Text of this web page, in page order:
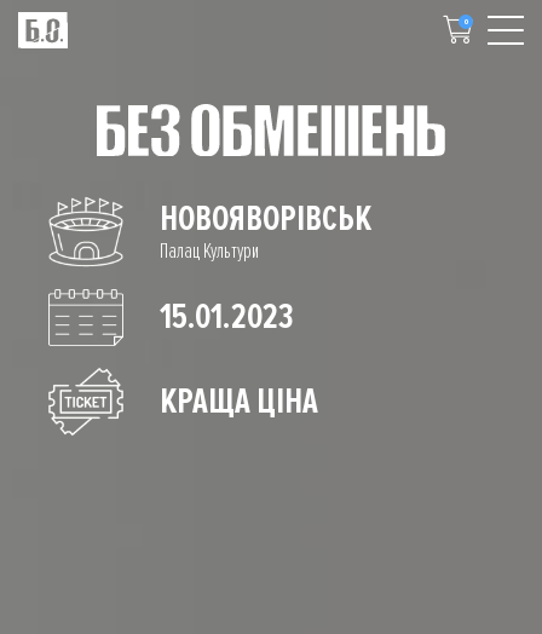
0
НОВОЯВОРІВСЬК
Палац Культури
15.01.2023
КРАЩА ЦІНА